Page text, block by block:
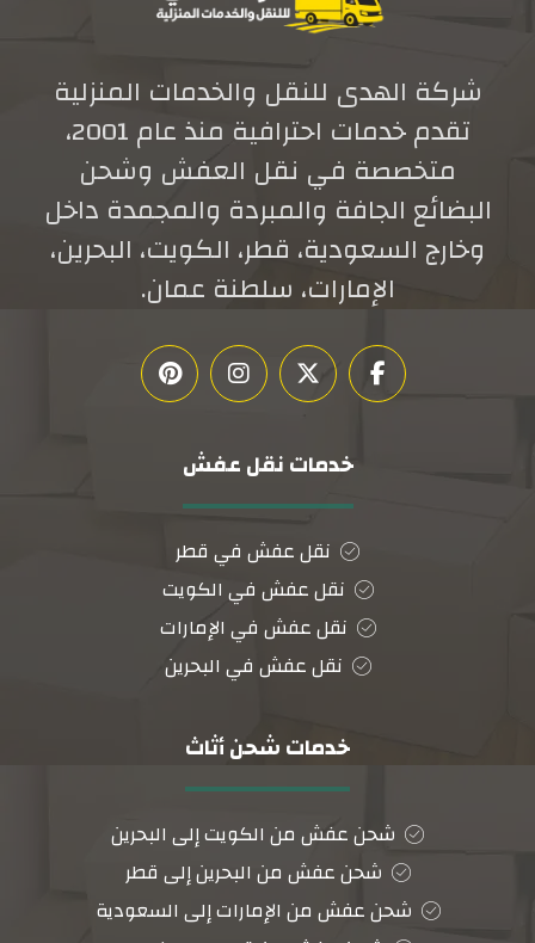
شركة الهدى للنقل والخدمات المنزلية
تقدم خدمات احترافية منذ عام 2001،
متخصصة في نقل العفش وشحن
البضائع الجافة والمبردة والمجمدة داخل
وخارج السعودية، قطر، الكويت، البحرين،
الإمارات، سلطنة عمان.
خدمات نقل عفش
نقل عفش في قطر
نقل عفش في الكويت
نقل عفش في الإمارات
نقل عفش في البحرين
خدمات شحن أثاث
شحن عفش من الكويت إلى البحرين
شحن عفش من البحرين إلى قطر
شحن عفش من الإمارات إلى السعودية